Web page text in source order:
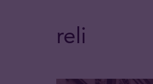
reli